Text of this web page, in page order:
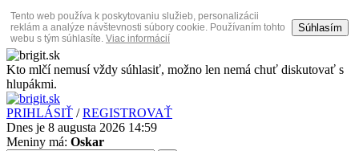
Tento web používa k poskytovaniu služieb, personalizácii
reklám a analýze návštevnosti súbory cookie. Používaním tohto
webu s tým súhlasíte. Viac informácií
Súhlasím
Kto mlčí nemusí vždy súhlasiť, možno len nemá chuť diskutovať s
hlupákmi.
PRIHLÁSIŤ /REGISTROVAŤ
Dnes je 8 augusta 2026 14:59
Meniny má: Oskar